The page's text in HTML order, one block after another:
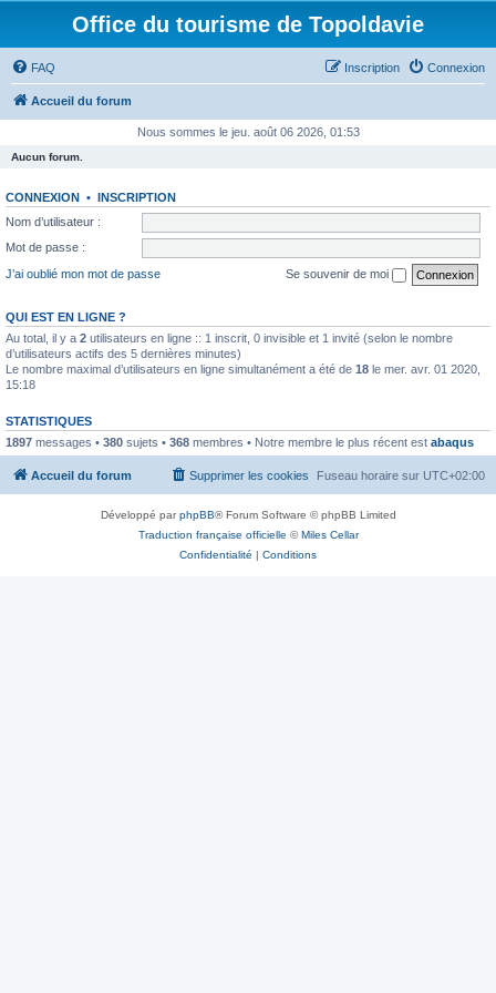
Office du tourisme de Topoldavie
FAQ Connexion
Inscription
Accueil du forum
Nous sommes le jeu. août 06 2026, 01:53
Aucun forum.
CONNEXION • INSCRIPTION
Nom d’utilisateur :
Mot de passe :
J’ai oublié mon mot de passe
Se souvenir de moi
QUI EST EN LIGNE ?
Au total, il y a 2 utilisateurs en ligne :: 1 inscrit, 0 invisible et 1 invité (selon le nombre
d’utilisateurs actifs des 5 dernières minutes)
Le nombre maximal d’utilisateurs en ligne simultanément a été de 18 le mer. avr. 01 2020,
15:18
STATISTIQUES
1897 messages • 380 sujets • 368 membres • Notre membre le plus récent est abaqus
Accueil du forum Fuseau horaire sur UTC+02:00
Supprimer les cookies
Développé parphpBB® Forum Software © phpBB Limited
Traduction française officielle ©Miles Cellar
Confidentialité | Conditions